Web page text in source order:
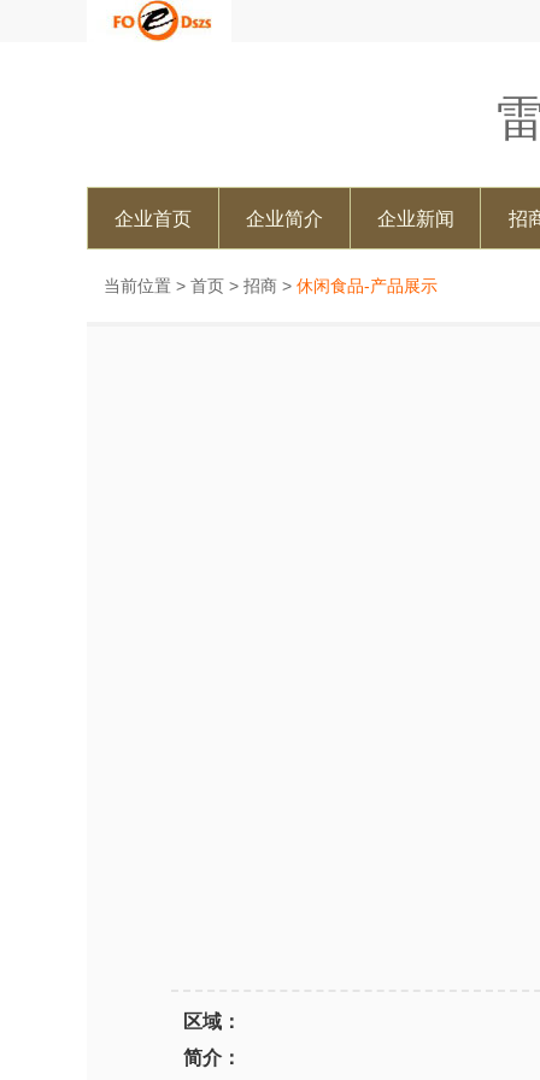
企业首页 企业简介 企业新闻 招
当前位置 > 首页 > 招商 > 休闲食品-产品展示
区域：
简介：